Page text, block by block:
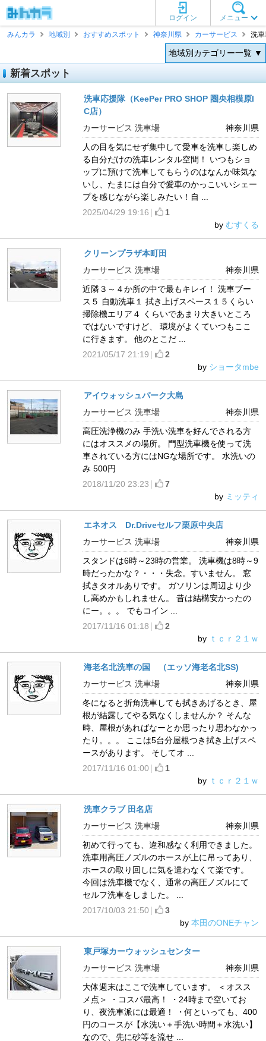
メニュー
ログイン
みんカラ
地域別 おすすめスポット 神奈川県 カーサービス 洗
地域別カテゴリー一覧 ▼
新着スポット
洗車応援隊（KeePer PRO SHOP 圏央相模原I
C店）
神奈川県
カーサービス 洗車場
人の目を気にせず集中して愛車を洗車し楽しめ
る自分だけの洗車レンタル空間！ いつもショ
ップに預けて洗車してもらうのはなんか味気な
いし、たまには自分で愛車のかっこいいシェー
プを感じながら楽しみたい！自 ...
2025/04/29 19:16
1
by むすくる
クリーンプラザ本町田
神奈川県
カーサービス 洗車場
近隣３～４か所の中で最もキレイ！ 洗車ブー
ス５ 自動洗車１ 拭き上げスペース１５くらい
掃除機エリア４ くらいであまり大きいところ
ではないですけど、 環境がよくていつもここ
に行きます。 他のとこだ ...
2021/05/17 21:19
2
by ショータmbe
アイウォッシュパーク大島
神奈川県
カーサービス 洗車場
高圧洗浄機のみ 手洗い洗車を好んでされる方
にはオススメの場所。 門型洗車機を使って洗
車されている方にはNGな場所です。 水洗いの
み 500円
2018/11/20 23:23
7
by ミッティ
エネオス Dr.Driveセルフ栗原中央店
神奈川県
カーサービス 洗車場
スタンドは6時～23時の営業。 洗車機は8時～9
時だったかな？・・・失念。すいません。 窓
拭きタオルありです。 ガソリンは周辺より少
し高めかもしれません。 昔は結構安かったの
にー。。。 でもコイン ...
2017/11/16 01:18
2
by ｔｃｒ２１ｗ
海老名北洗車の国 （エッソ海老名北SS)
神奈川県
カーサービス 洗車場
冬になると折角洗車しても拭きあげるとき、屋
根が結露してやる気なくしませんか？ そんな
時、屋根があればなーとか思ったり思わなかっ
たり。。。 ここは5台分屋根つき拭き上げスペ
ースがあります。 そしてオ ...
2017/11/16 01:00
1
by ｔｃｒ２１ｗ
洗車クラブ 田名店
神奈川県
カーサービス 洗車場
初めて行っても、違和感なく利用できました。
洗車用高圧ノズルのホースが上に吊ってあり、
ホースの取り回しに気を遣わなくて楽です。
今回は洗車機でなく、通常の高圧ノズルにて
セルフ洗車をしました。 ...
2017/10/03 21:50
3
by 本田のONEチャン
東戸塚カーウォッシュセンター
神奈川県
カーサービス 洗車場
大体週末はここで洗車しています。 ＜オスス
メ点＞ ・コスパ最高！ ・24時まで空いてお
り、夜洗車派には最適！ ・何といっても、400
円のコースが【水洗い＋手洗い時間＋水洗い】
なので、先に砂等を流せ ...